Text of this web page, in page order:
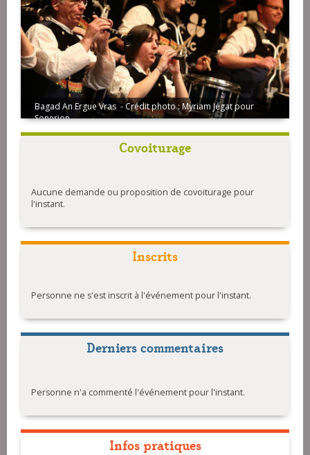
Bagad An Ergue Vras - Crédit photo : Myriam Jégat pour
Sonerion
Covoiturage
Aucune demande ou proposition de covoiturage pour
l'instant.
Inscrits
Personne ne s'est inscrit à l'événement pour l'instant.
Derniers commentaires
Personne n'a commenté l'événement pour l'instant.
Infos pratiques